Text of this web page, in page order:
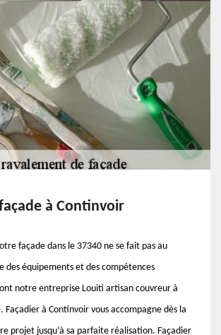
à Continvoir
façade dans le 37340 ne se fait pas au
des équipements et des compétences
notre entreprise Louiti artisan couvreur à
Façadier à Continvoir vous accompagne dès la
projet jusqu’à sa parfaite réalisation. Façadier